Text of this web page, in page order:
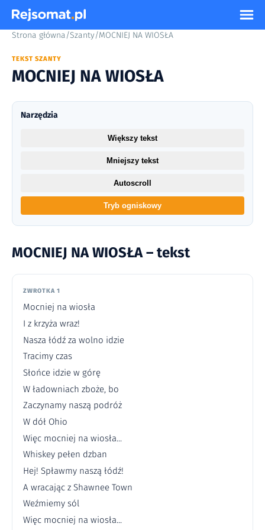
Strona główna/Szanty/MOCNIEJ NA WIOSŁA
TEKST SZANTY
MOCNIEJ NA WIOSŁA
MOCNIEJ NA WIOSŁA – tekst
ZWROTKA 1
Mocniej na wiosła
I z krzyża wraz!
Nasza łódź za wolno idzie
Tracimy czas
Słońce idzie w górę
W ładowniach zboże, bo
Zaczynamy naszą podróż
W dół Ohio
Więc mocniej na wiosła...
Whiskey pełen dzban
Hej! Spławmy naszą łódź!
A wracając z Shawnee Town
Weźmiemy sól
Więc mocniej na wiosła...
Narzędzia
Większy tekst
Mniejszy tekst
Autoscroll
Tryb ogniskowy